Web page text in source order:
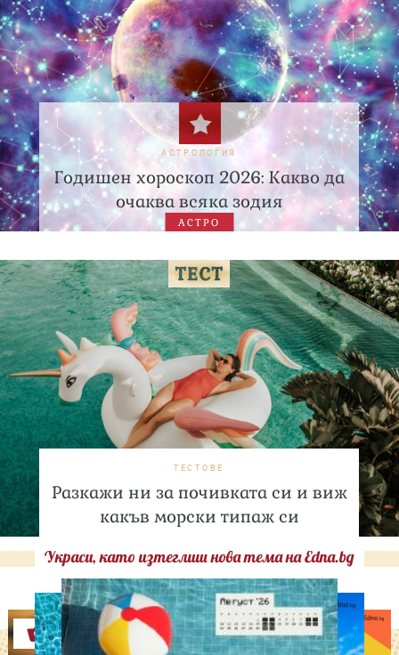
АСТРОЛОГИЯ
Годишен хороскоп 2026: Какво да
очаква всяка зодия
АСТРО
ТЕСТОВЕ
Разкажи ни за почивката си и виж
какъв морски типаж си
Украси, като изтеглиш нова тема на Edna.bg
Оферти